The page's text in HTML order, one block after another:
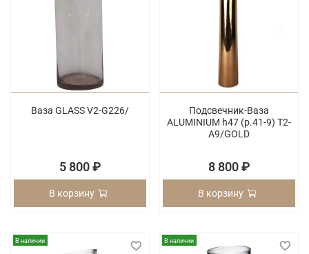
Ваза GLASS V2-G226/
5 800 ₽
В корзину
Подсвечник-Ваза
ALUMINIUM h47 (p.41-9) T2-
A9/GOLD
8 800 ₽
В корзину
В наличии В наличии